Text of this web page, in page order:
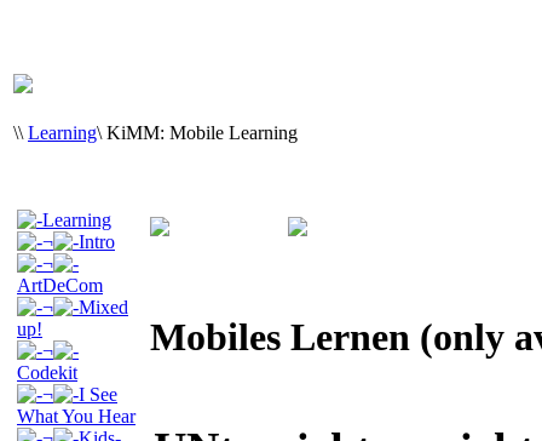
\\ Learning\ KiMM: Mobile Learning
Learning
¬
Intro
¬
ArtDeCom
¬
Mixed
up!
¬
Codekit
¬
I See
What You Hear
Mobiles Lernen (only